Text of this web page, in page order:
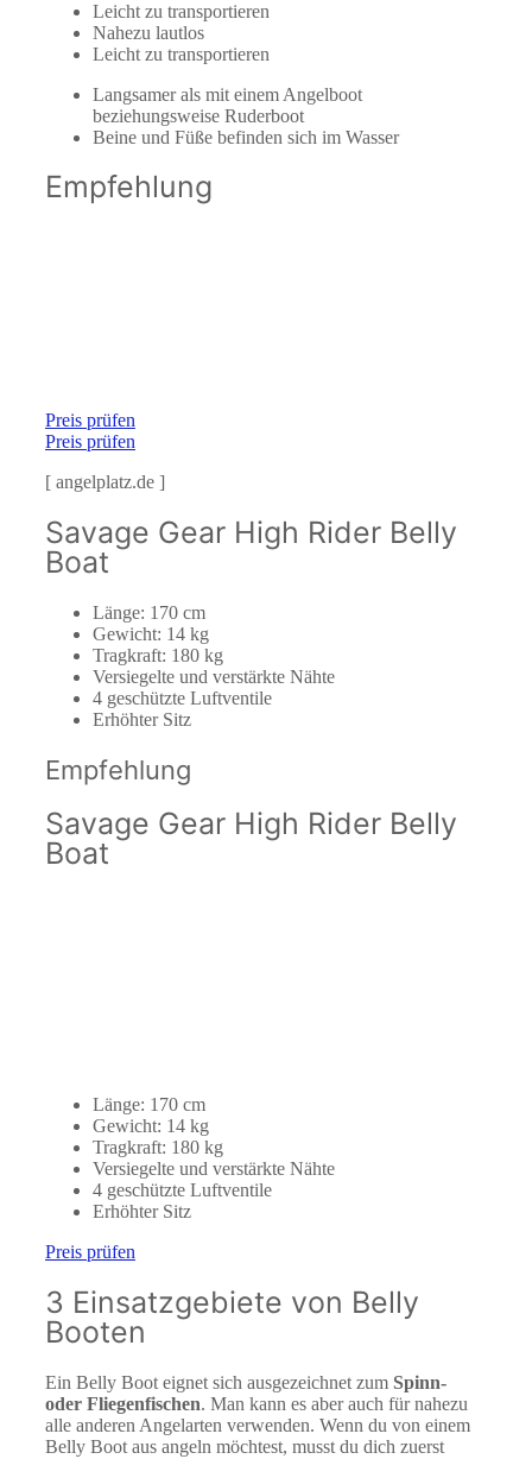
Leicht zu transportieren
Nahezu lautlos
Leicht zu transportieren
Langsamer als mit einem Angelboot
beziehungsweise Ruderboot
Beine und Füße befinden sich im Wasser
Empfehlung
Preis prüfen
Preis prüfen
[ angelplatz.de ]
Savage Gear High Rider Belly
Boat
Länge: 170 cm
Gewicht: 14 kg
Tragkraft: 180 kg
Versiegelte und verstärkte Nähte
4 geschützte Luftventile
Erhöhter Sitz
Empfehlung
Savage Gear High Rider Belly
Boat
Länge: 170 cm
Gewicht: 14 kg
Tragkraft: 180 kg
Versiegelte und verstärkte Nähte
4 geschützte Luftventile
Erhöhter Sitz
Preis prüfen
3 Einsatzgebiete von Belly
Booten
Ein Belly Boot eignet sich ausgezeichnet zum Spinn-
oder Fliegenfischen. Man kann es aber auch für nahezu
alle anderen Angelarten verwenden. Wenn du von einem
Belly Boot aus angeln möchtest, musst du dich zuerst